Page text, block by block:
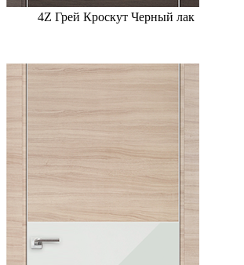
4Z Грей Кроскут Черный лак